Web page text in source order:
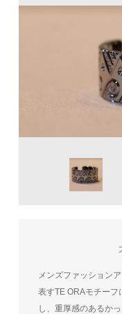
メンズファッション
表すTE ORAモチーフ
し、重厚感のあるか